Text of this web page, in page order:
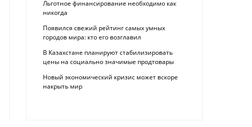
Льготное финансирование необходимо как
никогда
Появился свежий рейтинг самых умных
городов мира: кто его возглавил
В Казахстане планируют стабилизировать
цены на социально значимые продтовары
Новый экономический кризис может вскоре
накрыть мир